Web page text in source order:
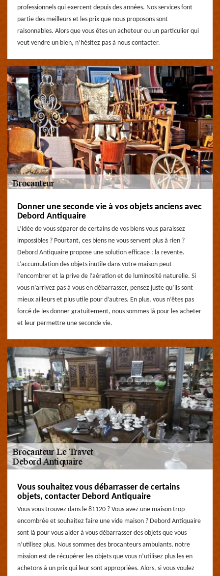
professionnels qui exercent depuis des années. Nos services font
partie des meilleurs et les prix que nous proposons sont
raisonnables. Alors que vous êtes un acheteur ou un particulier qui
veut vendre un bien, n’hésitez pas à nous contacter.
Donner une seconde vie à vos objets anciens avec
Debord Antiquaire
L’idée de vous séparer de certains de vos biens vous paraissez
impossibles ? Pourtant, ces biens ne vous servent plus à rien ?
Debord Antiquaire propose une solution efficace : la revente.
L’accumulation des objets inutile dans votre maison peut
l’encombrer et la prive de l’aération et de luminosité naturelle. Si
vous n’arrivez pas à vous en débarrasser, pensez juste qu’ils sont
mieux ailleurs et plus utile pour d’autres. En plus, vous n’êtes pas
forcé de les donner gratuitement, nous sommes là pour les acheter
et leur permettre une seconde vie.
Vous souhaitez vous débarrasser de certains
objets, contacter Debord Antiquaire
Vous vous trouvez dans le 81120 ? Vous avez une maison trop
encombrée et souhaitez faire une vide maison ? Debord Antiquaire
sont là pour vous aider à vous débarrasser des objets que vous
n’utilisez plus. Nous sommes des brocanteurs ambulants, notre
mission est de récupérer les objets que vous n’utilisez plus les en
achetons à un prix qui leur sont appropriées. Alors, si vous voulez